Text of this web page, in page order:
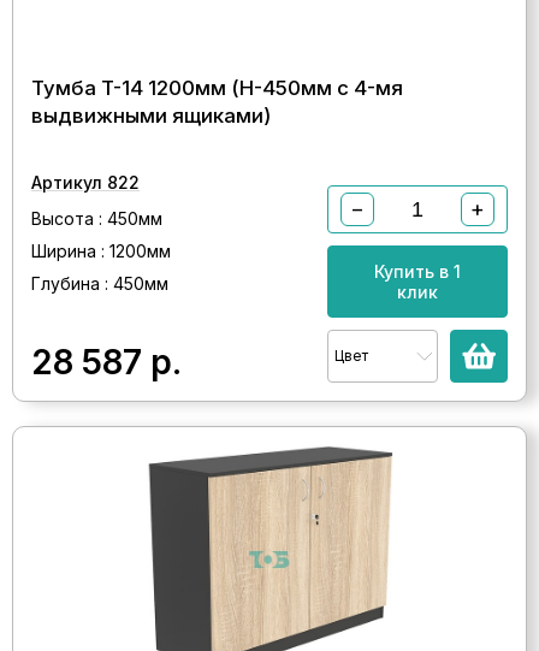
Тумба T-14 1200мм (H-450мм с 4-мя
выдвижными ящиками)
Артикул 822
Высота : 450мм
Ширина : 1200мм
Глубина : 450мм
28 587 р.
− +
Купить в 1
клик
Цвет